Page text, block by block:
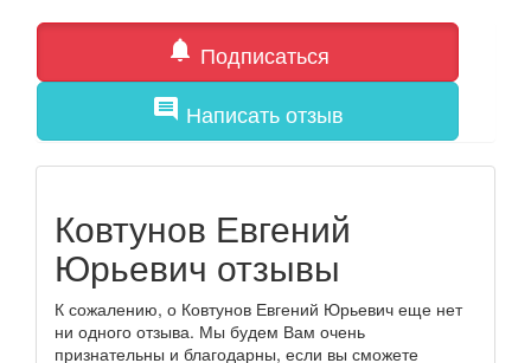
notifications Подписаться
comment Написать отзыв
Ковтунов Евгений
Юрьевич отзывы
К сожалению, о Ковтунов Евгений Юрьевич еще нет
ни одного отзыва. Мы будем Вам очень
признательны и благодарны, если вы сможете